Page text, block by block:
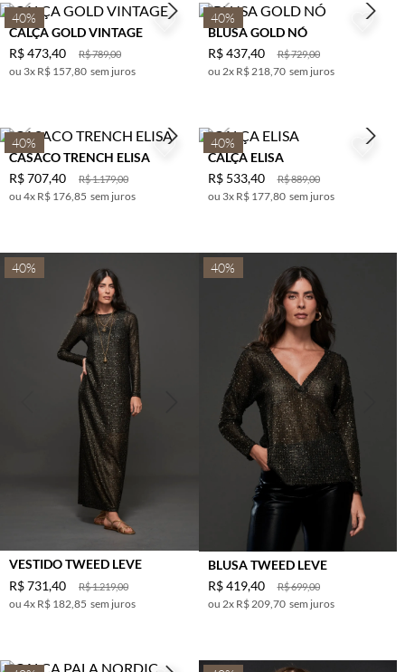
40%
CALÇA GOLD VINTAGE
R$789,00
R$473,40
3x R$ 157,80 sem juros
40%
BLUSA GOLD NÓ
R$729,00
R$ 437,40
2x R$ 218,70 sem juros
40%
CASACO TRENCH ELISA
R$1.179,00
R$707,40
4x R$ 176,85 sem juros
40%
CALÇA ELISA
R$889,00
R$ 533,40
3x R$ 177,80 sem juros
40%
VESTIDO TWEED LEVE
R$1.219,00
R$731,40
4x R$ 182,85 sem juros
40%
BLUSA TWEED LEVE
R$699,00
R$ 419,40
2x R$ 209,70 sem juros